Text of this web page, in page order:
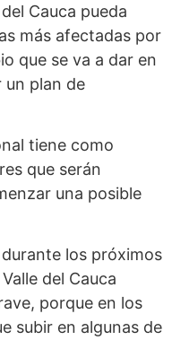
Cauca pueda
más afectadas por
que se va a dar en
un plan de
tiene como
que serán
una posible
los próximos
del Cauca
porque en los
subir en algunas de